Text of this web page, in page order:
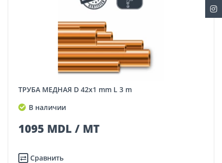
ТРУБА МЕДНАЯ D 42x1 mm L 3 m
В наличии
1095 MDL / MT
Сравнить